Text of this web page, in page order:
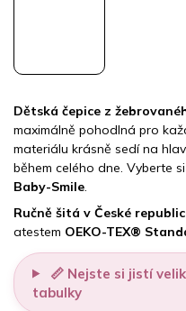
Dětská čepice z
maximálně pohodlná pro
materiálu krásně sedí na
během celého dne. Vyberte
Baby-Smile
Ručně šitá v České
atestem OEKO-TEX®
📏 Nejste si jistí
tabulky